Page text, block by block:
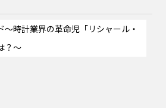
時計業界の革命児「リシャール・
？〜